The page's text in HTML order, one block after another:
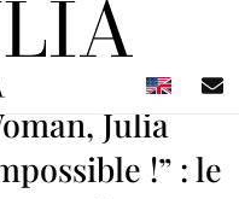
Julia
!” : le